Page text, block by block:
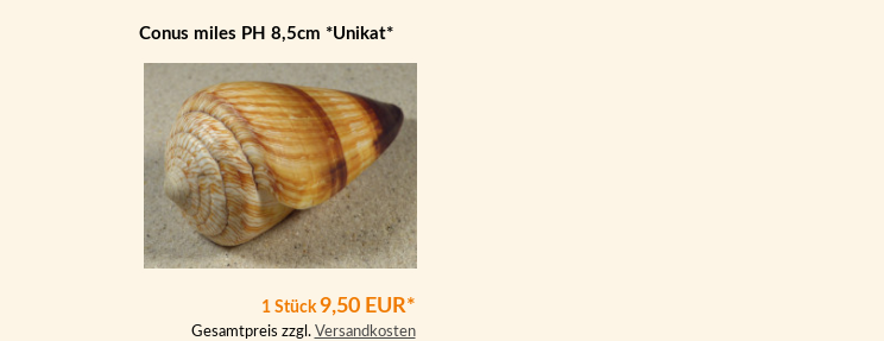
Conus miles PH 8,5cm *Unikat*
1 Stück 9,50 EUR*
Gesamtpreis zzgl. Versandkosten